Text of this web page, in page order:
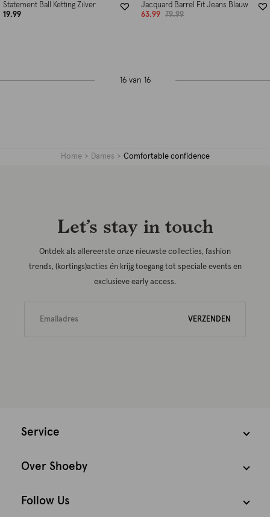
Statement Ball Ketting Zilver
19.99
Jacquard Barrel Fit Jeans Blauw
63.99
79.99
16 van 16
Home Dames Comfortable confidence
Let’s stay in touch
Ontdek als allereerste onze nieuwste collecties, fashion
trends, (kortings)acties én krijg toegang tot speciale events en
exclusieve early access.
VERZENDEN
Service
Over Shoeby
Follow Us